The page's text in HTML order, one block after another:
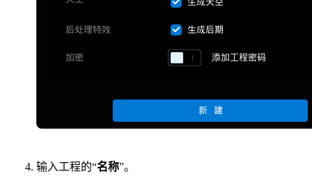
输入工程的“名称”。